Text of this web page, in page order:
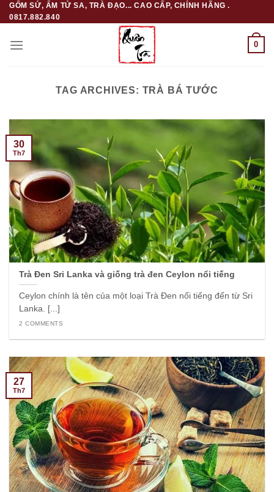
Skip
to
GỐM SỨ, ẤM TỬ SA, TRÀ ĐẠO... CAO CẤP, CHÍNH HÃNG .
0817.882.840
0
TAG ARCHIVES: TRÀ BÁ TƯỚC
Trà Đen Sri Lanka và giống trà đen Ceylon nổi tiếng
Ceylon chính là tên của một loại Trà Đen nổi tiếng đến từ Sri
Lanka. [...]
2 COMMENTS
30
Th7
27
Th7